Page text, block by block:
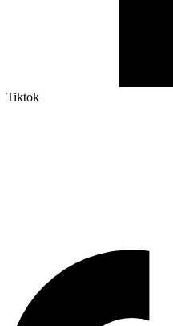
Tiktok